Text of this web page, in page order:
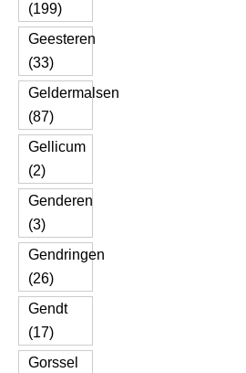
(199)
Geesteren
(33)
Geldermalsen
(87)
Gellicum
(2)
Genderen
(3)
Gendringen
(26)
Gendt
(17)
Gorssel